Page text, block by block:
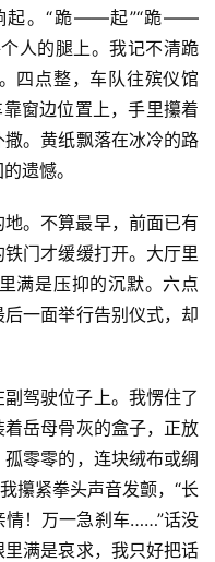
起。“跪——起”“跪——
人的腿上。我记不清跪
四点整，车队往殡仪馆
窗边位置上，手里攥着
。黄纸飘落在冰冷的路
遗憾。
。不算最早，前面已有
门才缓缓打开。大厅里
满是压抑的沉默。六点
一面举行告别仪式，却
驾驶位子上。我愣住了
岳母骨灰的盒子，正放
零零的，连块绒布或绸
攥紧拳头声音发颤，“长
情！万一急刹车……”话没
满是哀求，我只好把话